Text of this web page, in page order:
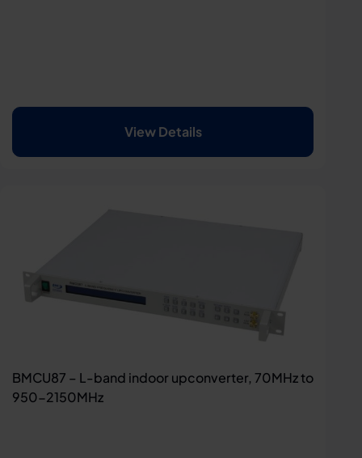
View Details
BMCU87 – L-band indoor upconverter, 70MHz to
950-2150MHz